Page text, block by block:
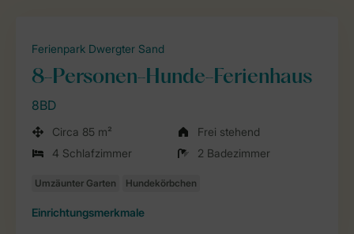
Ferienpark Dwergter Sand
8-Personen-Hunde-Ferienhaus
8BD
Circa 85 m²
Frei stehend
4 Schlafzimmer
2 Badezimmer
Einrichtungsmerkmale